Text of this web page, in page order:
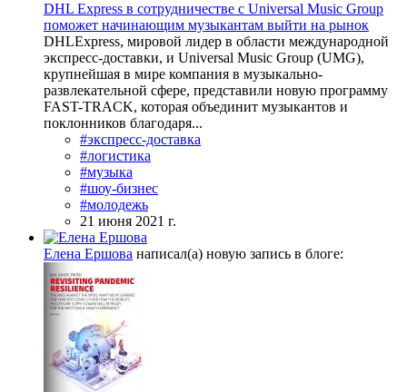
DHL Express в сотрудничестве с Universal Music Group
поможет начинающим музыкантам выйти на рынок
DHLExpress, мировой лидер в области международной
экспресс-доставки, и Universal Music Group (UMG),
крупнейшая в мире компания в музыкально-
развлекательной сфере, представили новую программу
FAST-TRACK, которая объединит музыкантов и
поклонников благодаря...
#экспресс-доставка
#логистика
#музыка
#шоу-бизнес
#молодежь
21 июня 2021 г.
Елена Ершова написал(а) новую запись в блоге: